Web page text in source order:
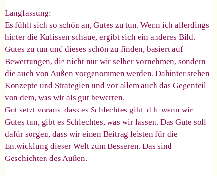
Langfassung:
Es fühlt sich so schön an, Gutes zu tun. Wenn ich allerdings
hinter die Kulissen schaue, ergibt sich ein anderes Bild.
Gutes zu tun und dieses schön zu finden, basiert auf
Bewertungen, die nicht nur wir selber vornehmen, sondern
die auch von Außen vorgenommen werden. Dahinter stehen
Konzepte und Strategien und vor allem auch das Gegenteil
von dem, was wir als gut bewerten.
Gut setzt voraus, dass es Schlechtes gibt, d.h. wenn wir
Gutes tun, gibt es Schlechtes, was wir lassen. Das Gute soll
dafür sorgen, dass wir einen Beitrag leisten für die
Entwicklung dieser Welt zum Besseren. Das sind
Geschichten des Außen.